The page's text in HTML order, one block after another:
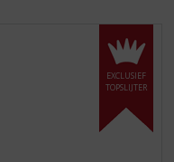
EXCLUSIEF
TOPSLIJTER